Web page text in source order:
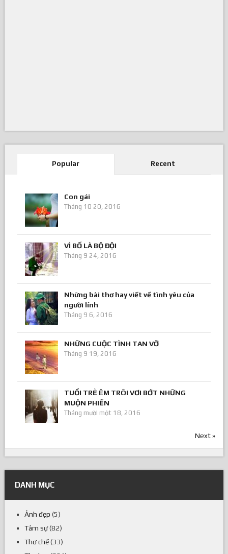
Popular Recent
Con gái
Tháng 10 20, 2016
VÌ BỐ LÀ BỘ ĐỘI
Tháng 9 24, 2016
Những bài thơ hay viết về tình yêu của
người lính
Tháng 9 6, 2016
NHỮNG CUỘC TÌNH TAN VỠ
Tháng 9 19, 2016
TUỔI TRẺ ÊM TRÔI VƠI BỚT NHỮNG
MUỘN PHIỀN
Tháng mười một 18, 2016
Next »
DANH MỤC
Ảnh đẹp (5)
Tâm sự(82)
Thơ chế(33)